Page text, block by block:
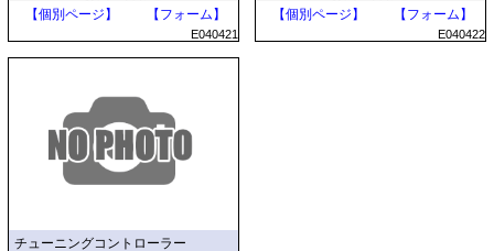
【個別ページ】
【フォーム】
E040421
【個別ページ】
【フォーム】
E040422
チューニングコントローラー